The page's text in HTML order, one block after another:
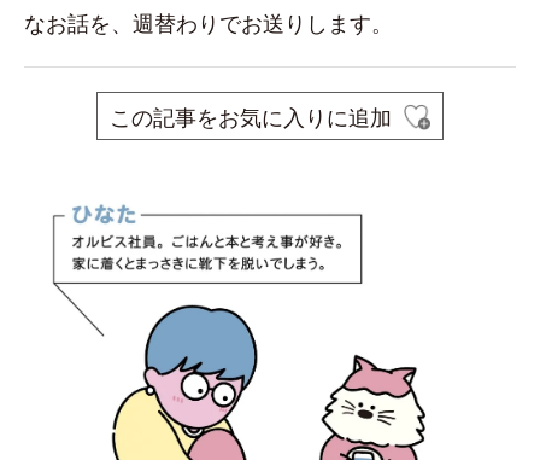
なお話を、週替わりでお送りします。
この記事をお気に入りに追加